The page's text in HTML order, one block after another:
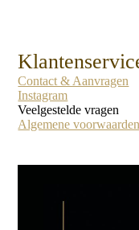
Contact & Aanvragen
Instagram
Veelgestelde vragen
Algemene voorwaarden